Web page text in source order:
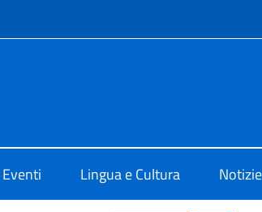
Eventi Lingua e Cultura Notizie